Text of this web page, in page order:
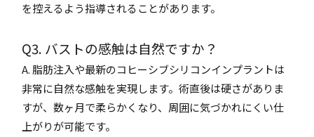
を控えるよう指導されることがあります。
Q3. バストの感触は自然ですか？
A. 脂肪注入や最新のコヒーシブシリコンインプラントは
非常に自然な感触を実現します。術直後は硬さがありま
すが、数ヶ月で柔らかくなり、周囲に気づかれにくい仕
上がりが可能です。